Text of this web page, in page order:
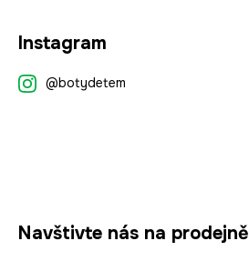
Instagram
@botydetem
Navštivte nás na prodejně